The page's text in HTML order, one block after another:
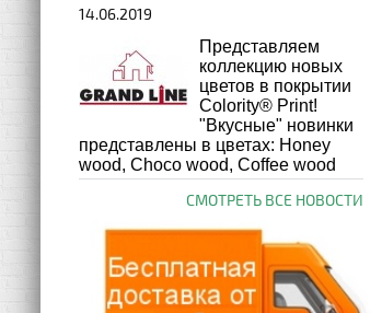
14.06.2019
Представляем
коллекцию новых
цветов в покрытии
Colority® Print!
"Вкусные" новинки
представлены в цветах: Honey
wood, Choco wood, Coffee wood
СМОТРЕТЬ ВСЕ НОВОСТИ